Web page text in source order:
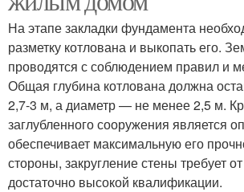
На этапе закладки фундамента
разметку котлована и выкопать его.
проводятся с соблюдением правил и
Общая глубина котлована должна
2,7-3 м, а диаметр — не менее 2,5 м.
заглубленного сооружения является
обеспечивает максимальную его
стороны, закругление стены требует
достаточно высокой квалификации.